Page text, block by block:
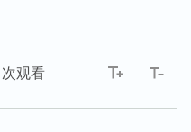
次观看